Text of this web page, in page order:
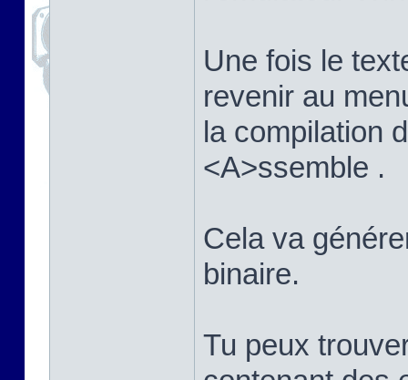
Une fois le
revenir au
la compilation
<A>ssemble .
Cela va
binaire.
Tu peux